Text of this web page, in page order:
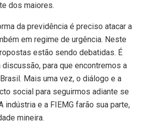
dos maiores.
da previdência é preciso atacar a
em regime de urgência. Neste
estão sendo debatidas. É
para que encontremos a
Mais uma vez, o diálogo e a
social para seguirmos adiante se
indústria e a FIEMG farão sua parte,
mineira.